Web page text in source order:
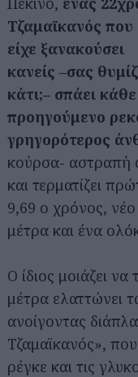
Τζαμαϊκανός που
είχε ξανακούσει
κανείς –σας
κάτι;– σπάει κάθε
προηγούμενο
γρηγορότερος
κούρσα- αστραπή
και τερματίζει
9,69 ο χρόνος,
μέτρα και ένα
Ο ίδιος μοιάζει να
μέτρα ελαττώνει
ανοίγοντας
Τζαμαϊκανός»,
ρέγκε και τις